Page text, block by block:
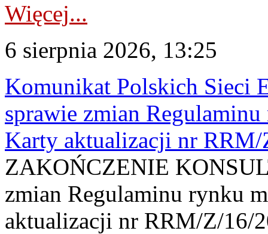
Więcej...
6 sierpnia 2026, 13:25
Komunikat Polskich Sieci
sprawie zmian
Karty aktualizacji nr
ZAKOŃCZENIE
zmian Regulaminu rynku
aktualizacji nr RRM/Z/16/